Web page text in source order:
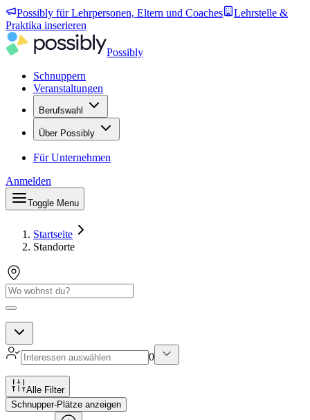
Possibly für Lehrpersonen, Eltern und Coaches
Lehrstelle &
Praktika inserieren
Possibly
Schnuppern
Veranstaltungen
Berufswahl
Über Possibly
Für Unternehmen
Anmelden
Toggle Menu
Startseite
Standorte
0
Alle Filter
Schnupper-Plätze anzeigen